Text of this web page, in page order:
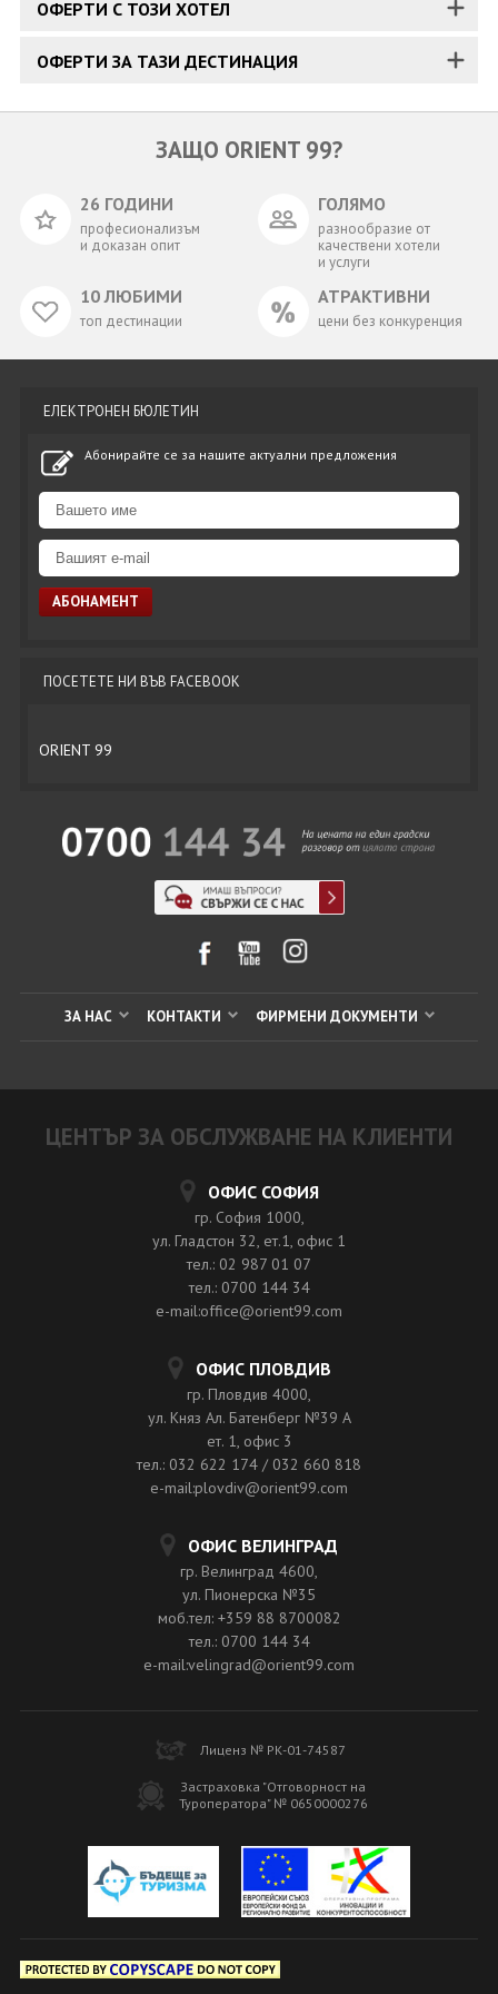
ОФЕРТИ С ТОЗИ ХОТЕЛ
ОФЕРТИ ЗА ТАЗИ ДЕСТИНАЦИЯ
ЗАЩО ORIENT 99?
26 ГОДИНИ
професионализъм
и доказан опит
ГОЛЯМО
разнообразие от
качествени хотели
и услуги
10 ЛЮБИМИ
топ дестинации
АТРАКТИВНИ
цени без конкуренция
ЕЛЕКТРОНЕН БЮЛЕТИН
Абонирайте се за нашите актуални предложения
ПОСЕТЕТЕ НИ ВЪВ FACEBOOK
ORIENT 99
ЗА НАС КОНТАКТИ ФИРМЕНИ ДОКУМЕНТИ
ЦЕНТЪР ЗА ОБСЛУЖВАНЕ НА КЛИЕНТИ
ОФИС СОФИЯ
гр. София 1000,
ул. Гладстон 32, ет.1, офис 1
тел.: 02 987 01 07
тел.: 0700 144 34
e-mail:office@orient99.com
ОФИС ПЛОВДИВ
гр. Пловдив 4000,
ул. Княз Ал. Батенберг №39 A
ет. 1, офис 3
тел.: 032 622 174 / 032 660 818
e-mail:plovdiv@orient99.com
ОФИС ВЕЛИНГРАД
гр. Велинград 4600,
ул. Пионерска №35
моб.тел: +359 88 8700082
тел.: 0700 144 34
e-mail:velingrad@orient99.com
Лиценз № РК-01-74587
Застраховка "Отговорност на
Туроператора" № 0650000276